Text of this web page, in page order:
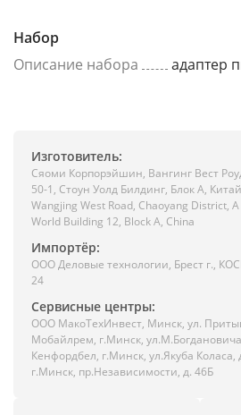
Набор
Описание набора
адаптер
Изготовитель:
Сяоми Корпорэйшин, Вангинг Вест
50-1, Стоун Уолд Билдинг, Блок А,
Wangjing West Road, Chaoyang District,
World Building 12, Block A, China
Импортёр:
ООО Деловые технологии, Брест г.,
24
Сервисные центры:
ООО МакоТехИнвест, Минск, ул.
Мобайлрем, г.Минск,
Кенфордбел, г.Минск, ул.Якуба
г.Минск, пр.Независимости, д. 46Б